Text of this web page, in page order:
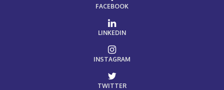
FACEBOOK
LINKEDIN
INSTAGRAM
TWITTER